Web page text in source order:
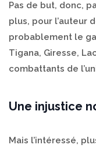
Pas de but, donc,
plus, pour l’auteur
probablement le
Tigana, Giresse,
combattants de
Une injustice
Mais l’intéressé,